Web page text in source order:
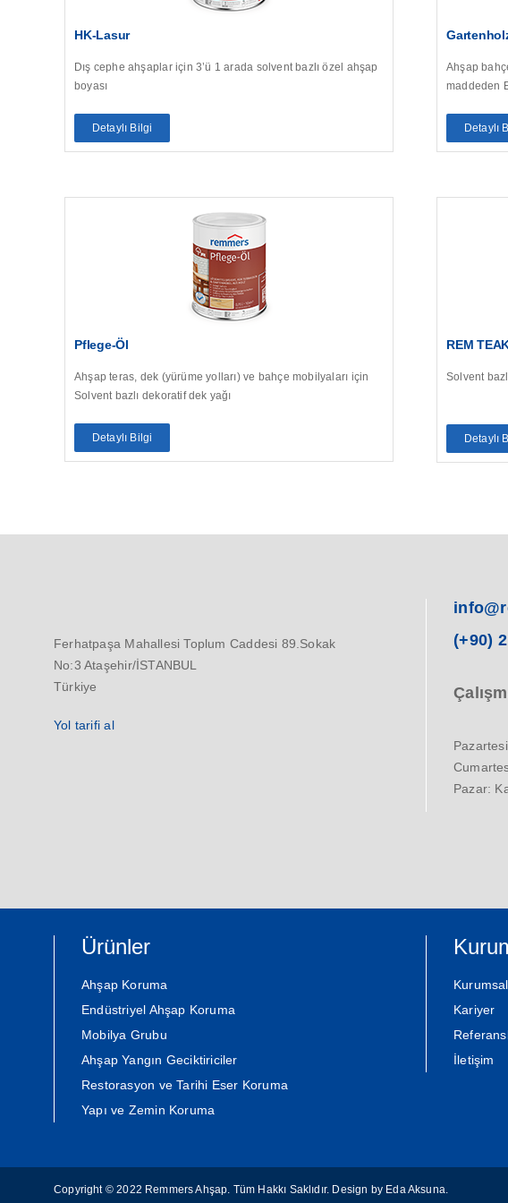
HK-Lasur
Dış cephe ahşaplar için 3’ü 1 arada solvent bazlı özel ahşap
boyası
Detaylı Bilgi
Ahşap
maddeden
Detaylı
Pflege-Öl
Ahşap teras, dek (yürüme yolları) ve bahçe mobilyaları için
Solvent bazlı dekoratif dek yağı
Detaylı Bilgi
REM
Solvent
Detaylı
Ferhatpaşa Mahallesi Toplum Caddesi 89.Sokak
No:3 Ataşehir/İSTANBUL
Türkiye
Yol tarifi al
(+90)
Pazar:
Ürünler
Ahşap Koruma
Endüstriyel Ahşap Koruma
Mobilya Grubu
Ahşap Yangın Geciktiriciler
Restorasyon ve Tarihi Eser Koruma
Yapı ve Zemin Koruma
Kurumsal
Kariyer
İletişim
Copyright © 2022 Remmers Ahşap. Tüm Hakkı Saklıdır. Design by Eda Aksuna.